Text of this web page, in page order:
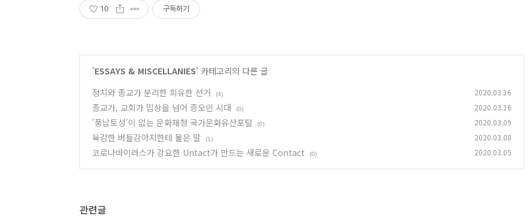
10 구독하기
'ESSAYS & MISCELLANIES' 카테고리의 다른 글
정치와 종교가 분리한 희유한 선거
(4) 2020.03.16
종교가, 교회가 밉상을 넘어 증오인 시대 (0) 2020.03.16
'풍납토성'이 없는 문화재청 국가문화유산포털 (0) 2020.03.09
육감한 버들강아지한테 물은 말 (1) 2020.03.08
코로나바이러스가 강요한 Untact가 만드는 새로운 Contact (0) 2020.03.05
관련글